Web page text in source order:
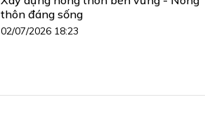
thôn đáng sống
02/07/2026 18:23